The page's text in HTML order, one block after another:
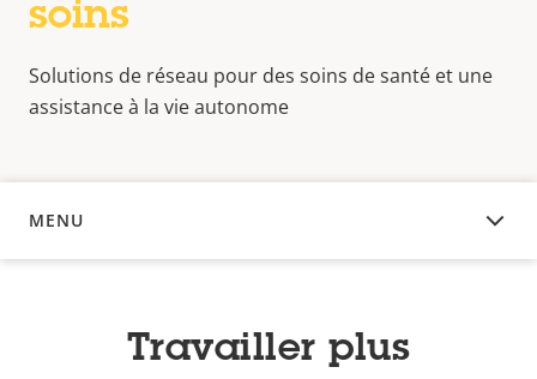
soins
Solutions de réseau pour des soins de santé et une
assistance à la vie autonome
MENU
APERÇU
Travailler plus